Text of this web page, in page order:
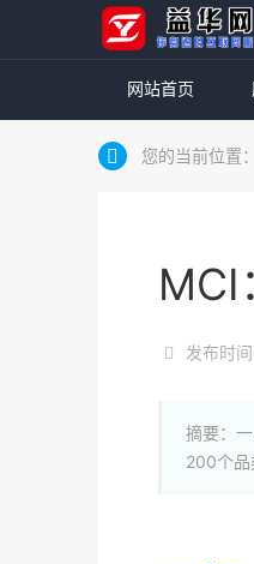
网站首页
您的当前位置：
MCI
发布时
摘要：
200个品